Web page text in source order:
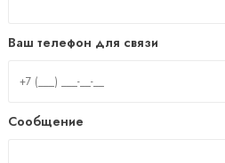
Ваш телефон для связи
Сообщение